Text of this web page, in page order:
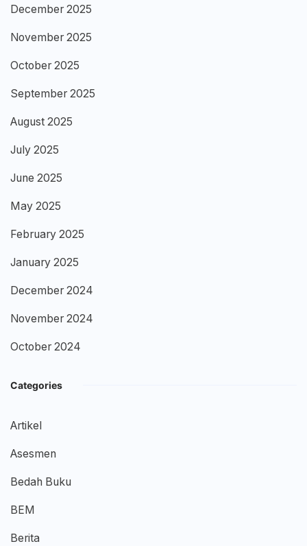
December 2025
November 2025
October 2025
September 2025
August 2025
July 2025
June 2025
May 2025
February 2025
January 2025
December 2024
November 2024
October 2024
Categories
Artikel
Asesmen
Bedah Buku
BEM
Berita